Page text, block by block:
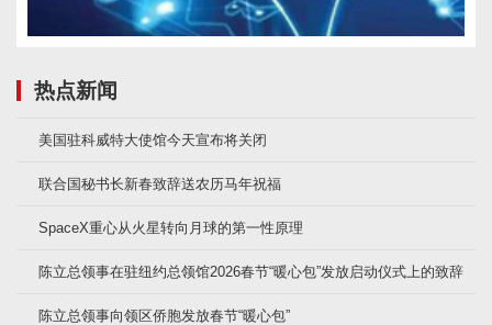
热点新闻
美国驻科威特大使馆今天宣布将关闭
联合国秘书长新春致辞送农历马年祝福
SpaceX重心从火星转向月球的第一性原理
陈立总领事在驻纽约总领馆2026春节“暖心包”发放启动仪式上的致辞
陈立总领事向领区侨胞发放春节“暖心包”